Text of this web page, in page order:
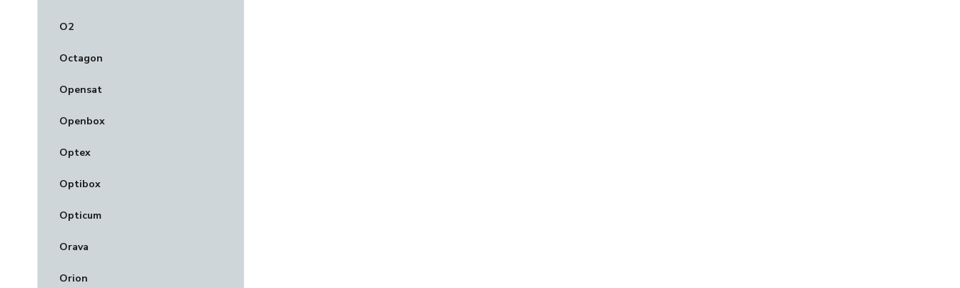
O2
Octagon
Opensat
Openbox
Optex
Optibox
Opticum
Orava
Orion